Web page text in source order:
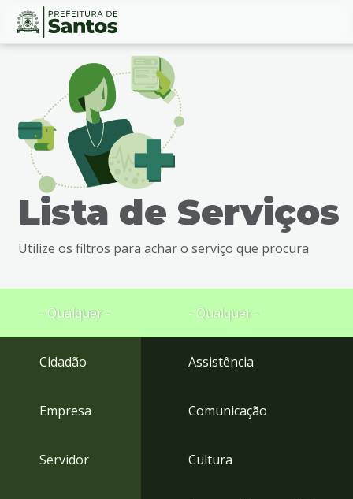
Ir
busca
Ir
rodapé
Conteúdo
Lista de Serviços
Utilize os filtros para achar o serviço que procura
- Qualquer -
Cidadão
Empresa
Servidor
- Qualquer -
Assistência
Comunicação
Cultura